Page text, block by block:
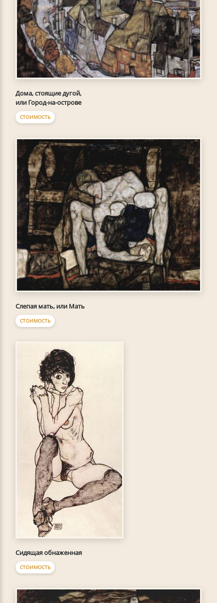
Дома, стоящие дугой,
или Город-на-острове
СТОИМОСТЬ
Слепая мать, или Мать
СТОИМОСТЬ
Сидящая обнаженная
СТОИМОСТЬ